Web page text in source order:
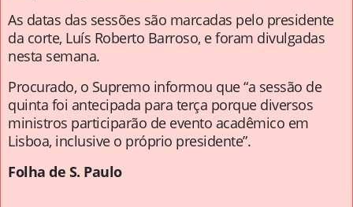
As datas das sessões são marcadas pelo presidente
da corte, Luís Roberto Barroso, e foram divulgadas
nesta semana.
Procurado, o Supremo informou que “a sessão de
quinta foi antecipada para terça porque diversos
ministros participarão de evento acadêmico em
Lisboa, inclusive o próprio presidente”.
Folha de S. Paulo